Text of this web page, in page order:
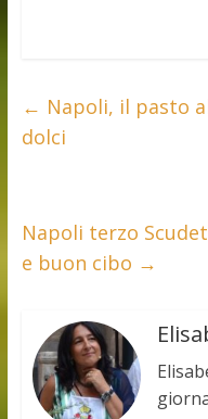
← Napoli, il pasto
dolci
Napoli terzo
e buon cibo →